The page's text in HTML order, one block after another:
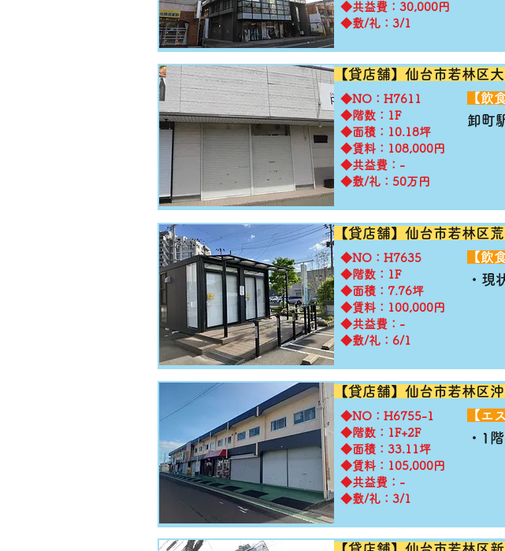
◆共益費：30,000円
◆敷/礼：3/1
【貸店舗】仙台市若林区
​◆NO：H7611
◆階数：1F
◆面積：10.18坪
◆賃料：108,000円
◆共益費：-
◆敷/礼：50万円
卸町
【飲
【貸店舗】仙台市若林区
​◆NO：H7635
◆階数：1F
◆面積：7.76坪
◆賃料：100,000円
◆共益費：-
◆敷/礼：6/1
・現
【飲
【貸店舗】仙台市若林区
​◆NO：H6755-1
◆階数：1F+2F
◆面積：33.11坪
◆賃料：105,000円
◆共益費：-
◆敷/礼：3/1
・1
【エ